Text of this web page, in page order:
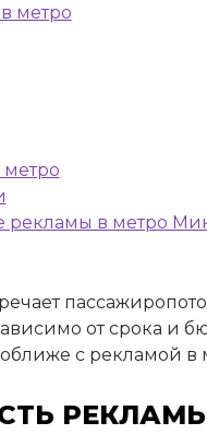
метро
рекламы в метро
от срока и
с рекламой